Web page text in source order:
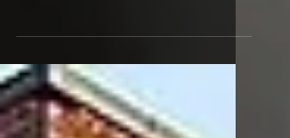
https://vimeo.com/235246223
Orange Rouge 106,...